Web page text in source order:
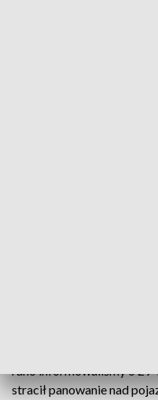
rano informowaliśmy o
stracił panowanie nad